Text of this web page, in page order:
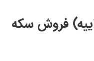
فروش سکه